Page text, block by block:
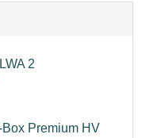
2
Premium HV